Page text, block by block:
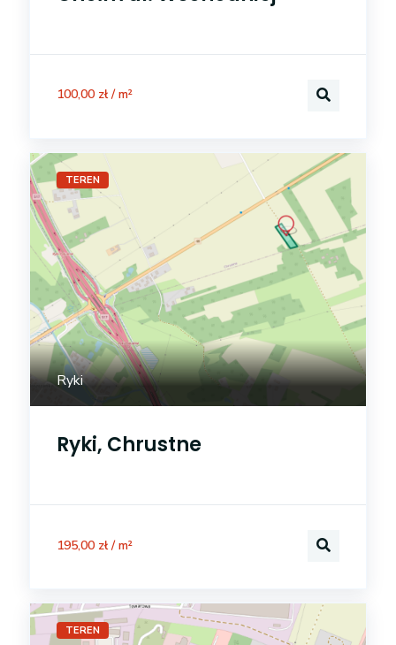
100,00 zł / m²
TEREN
Ryki
Ryki, Chrustne
195,00 zł / m²
TEREN